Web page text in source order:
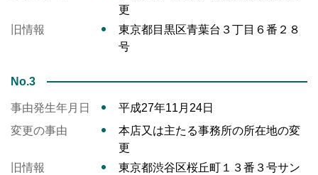
更
旧情報
東京都目黒区青葉台３丁目６番２８
号
No.3
事由発生年月日
平成27年11月24日
変更の事由
本店又は主たる事務所の所在地の変
更
旧情報
東京都渋谷区桜丘町１３番３号サン